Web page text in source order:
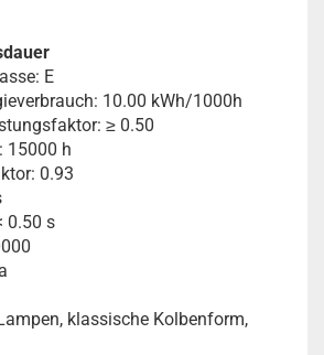
E
10.00 kWh/1000h
≥ 0.50
15000 h
0.93
0.50 s
klassische Kolbenform,